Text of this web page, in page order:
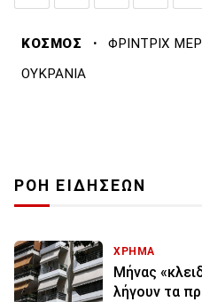
ΚΟΣΜΟΣ · ΦΡΙΝΤΡΙΧ
ΟΥΚΡΑΝΙΑ
ΡΟΗ ΕΙΔΗΣΕΩΝ
ΧΡΗΜΑ
Μήνας
λήγουν τα